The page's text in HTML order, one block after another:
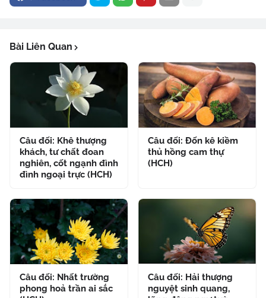
Bài Liên Quan
Câu đối: Khê thượng
khách, tư chất đoan
nghiên, cốt ngạnh đình
đình ngoại trực (HCH)
Câu đối: Đốn kê kiềm
thủ hồng cam thự
(HCH)
Câu đối: Nhất trường
phong hoả trần ai sắc
Câu đối: Hải thượng
nguyệt sinh quang,